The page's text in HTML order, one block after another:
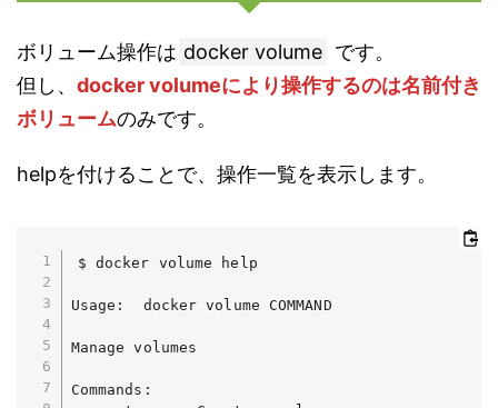
ボリューム操作は docker volume です。
但し、 docker volumeにより操作するのは名前付き
ボリュームのみです。
helpを付けることで、操作一覧を表示します。
$ docker volume help
Usage:  docker volume COMMAND
Manage volumes
Commands: